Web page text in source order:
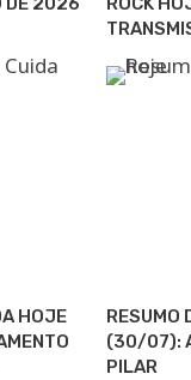
HOJE
RESUMO
(30/07):
PILAR